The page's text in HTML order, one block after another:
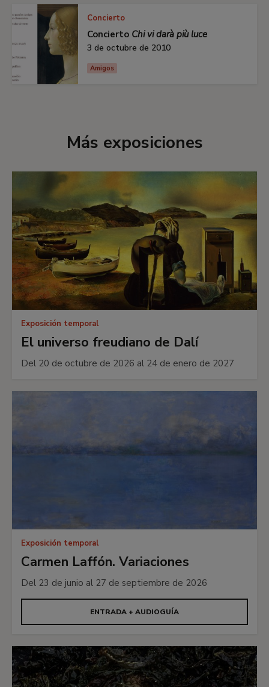
Concierto
Concierto Chi vi darà più luce
3 de octubre de 2010
Amigos
Más exposiciones
Exposición temporal
El universo freudiano de Dalí
Del 20 de octubre de 2026 al 24 de enero de 2027
Exposición temporal
Carmen Laffón. Variaciones
Del 23 de junio al 27 de septiembre de 2026
ENTRADA + AUDIOGUÍA